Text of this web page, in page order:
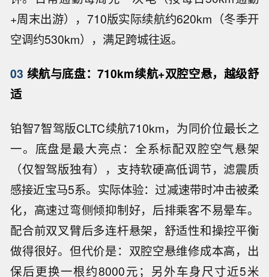
+周末出游），710版实际续航约620km（冬季开
空调约530km），满足跨城往返。
03 续航与底盘：710km续航+双腔空悬，越级舒
适
铂智7智驾版CLTC续航710km，为同价位最长之
一。底盘是最大亮点：全系标配双腔空气悬架
（仅智驾版独有），支持软硬高低调节，滤震质
感接近宝马5系。实际体验：过减速带时冲击被柔
化，高速过弯侧倾抑制好，后排乘客不易晕车。
配合前双叉臂后多连杆悬架，舒适性和操控平衡
做得很好。但代价是：双腔空悬维修成本高，出
保后更换一根约8000元；另外车身尺寸近5米